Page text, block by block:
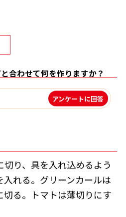
『氷熟®』
茶碗蒸し
合わせて何を作りますか？
アンケートに回答
り、具を入れ込めるよう
入れる。グリーンカールは
る。トマトは薄切りにす